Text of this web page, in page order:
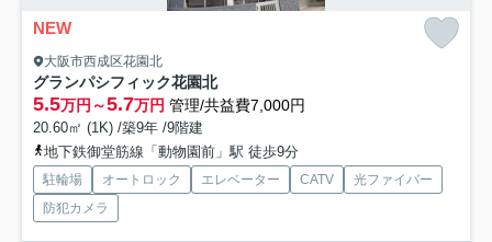
NEW
大阪市西成区花園北
グランパシフィック花園北
5.5万円～5.7万円 管理/共益費7,000円
20.60㎡ (1K) /築9年 /9階建
地下鉄御堂筋線「動物園前」駅 徒歩9分
駐輪場 オートロック エレベーター CATV
光ファイバー
防犯カメラ